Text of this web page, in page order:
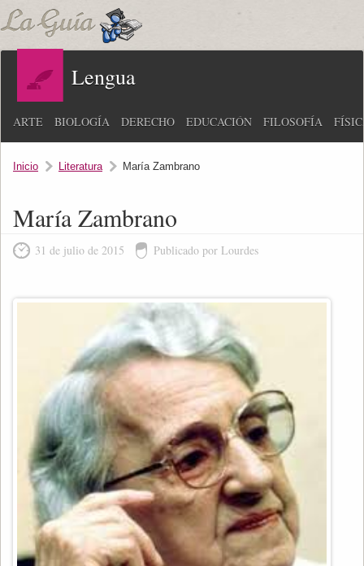
Lengua
ARTE BIOLOGÍA DERECHO EDUCACIÓN FILOSOFÍA
Inicio Literatura María Zambrano
María Zambrano
31 de julio de 2015 Publicado por Lourdes